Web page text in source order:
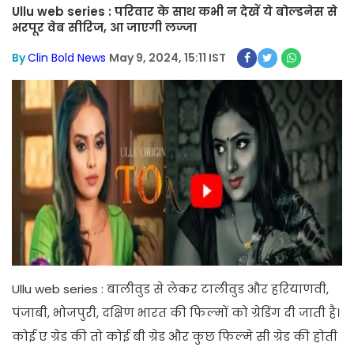
Ullu web series : परिवार के साथ कभी न देखें ये बोल्डनेस से
भरपूर वेब सीरिज, आ जाएगी लज्जा
ByClin Bold News May 9, 2024, 15:11 IST
Ullu web series : बालीवुड से लेकर टालीवुड और हरियाणवी,
पंजाबी, भोजपुरी, दक्षिण भारत की फिल्मों को ग्रेडिंग दी जाती है।
कोई ए ग्रेड की तो कोई बी ग्रेड और कुछ फिल्मे सी ग्रेड की होती